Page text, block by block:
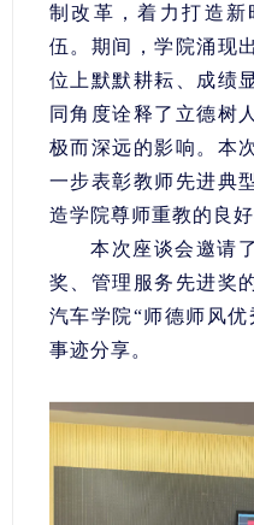
制改革，着力打造
伍。期间，学院涌现
位上默默耕耘、成绩
同角度诠释了立德树
极而深远的影响。本
一步表彰教师先进典
造学院尊师重教的良好
本次座谈会邀请
奖、管理服务先进奖
汽车学院“师德师风
事迹分享。